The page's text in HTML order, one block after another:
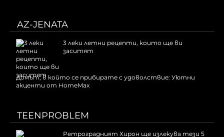
AZ-JENATA
3 леки летни рецепти, които ще ви
заситят
Домът, в който се прибирате с удоволствие: Уютни
акценти от HomeMax
TEENPROBLEM
Ретроградният Хирон ще излекува тези 5